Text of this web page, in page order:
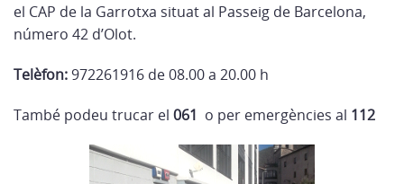
el CAP de la Garrotxa situat al Passeig de Barcelona,
número 42 d’Olot.
Telèfon:972261916 de 08.00 a 20.00 h
També podeu trucar el 061 o per emergències al 112